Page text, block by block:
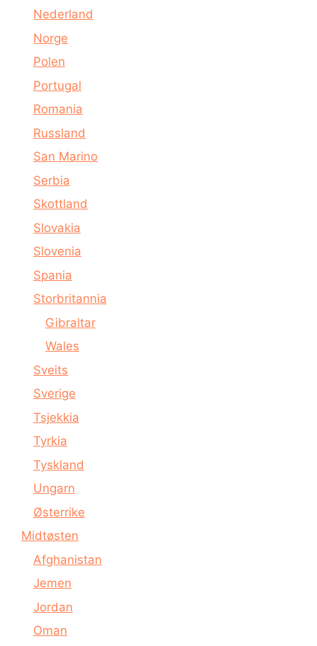
Nederland
Norge
Polen
Portugal
Romania
Russland
San Marino
Serbia
Skottland
Slovakia
Slovenia
Spania
Storbritannia
Gibraltar
Wales
Sveits
Sverige
Tsjekkia
Tyrkia
Tyskland
Ungarn
Østerrike
Midtøsten
Afghanistan
Jemen
Jordan
Oman